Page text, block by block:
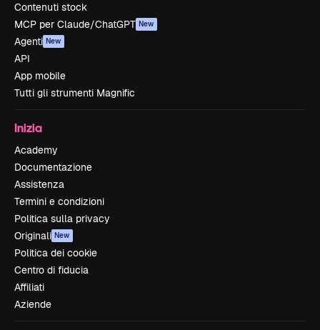
Contenuti stock
MCP per Claude/ChatGPT New
Agenti New
API
App mobile
Tutti gli strumenti Magnific
Inizia
Academy
Documentazione
Assistenza
Termini e condizioni
Politica sulla privacy
Originali New
Politica dei cookie
Centro di fiducia
Affiliati
Aziende